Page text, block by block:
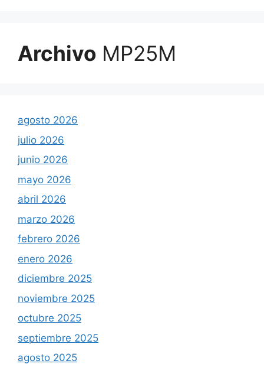
Archivo MP25M
agosto 2026
julio 2026
junio 2026
mayo 2026
abril 2026
marzo 2026
febrero 2026
enero 2026
diciembre 2025
noviembre 2025
octubre 2025
septiembre 2025
agosto 2025